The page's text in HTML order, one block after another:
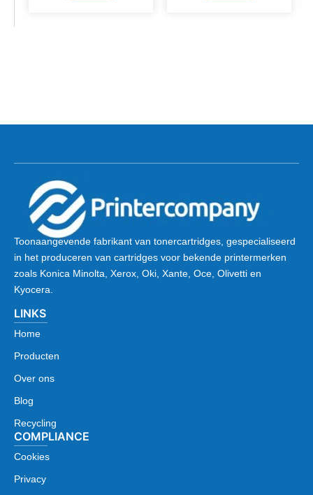
Toonaangevende fabrikant van tonercartridges, gespecialiseerd
in het produceren van cartridges voor bekende printermerken
zoals Konica Minolta, Xerox, Oki, Xante, Oce, Olivetti en
Kyocera.
LINKS
Home
Producten
Over ons
Blog
Recycling
COMPLIANCE
Cookies
Privacy